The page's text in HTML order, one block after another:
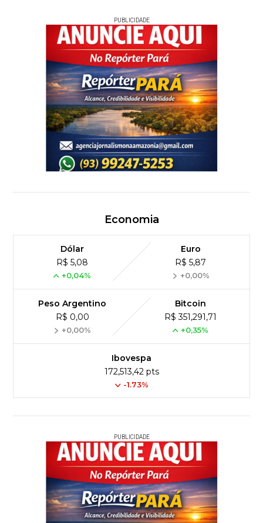
PUBLICIDADE
Economia
Dólar
R$ 5,08
+0,04%
Euro
R$ 5,87
+0,00%
Peso Argentino
R$ 0,00
+0,00%
Bitcoin
R$ 351,291,71
+0,35%
Ibovespa
172,513,42 pts
-1.73%
PUBLICIDADE